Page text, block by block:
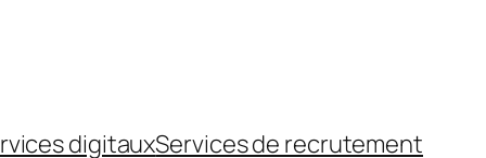
digitauxServices de recrutement